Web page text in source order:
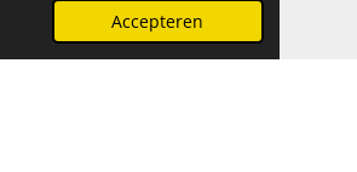
Accepteren
E-mailadres